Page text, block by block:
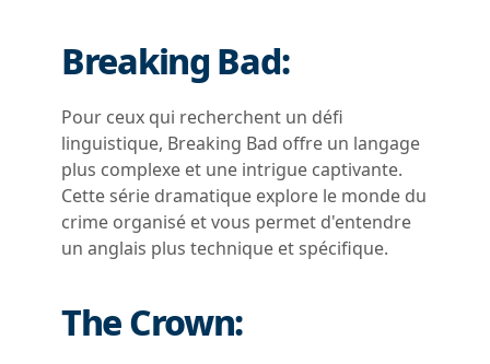
Breaking Bad:
Pour ceux qui recherchent un défi
linguistique, Breaking Bad offre un langage
plus complexe et une intrigue captivante.
Cette série dramatique explore le monde du
crime organisé et vous permet d'entendre
un anglais plus technique et spécifique.
The Crown: